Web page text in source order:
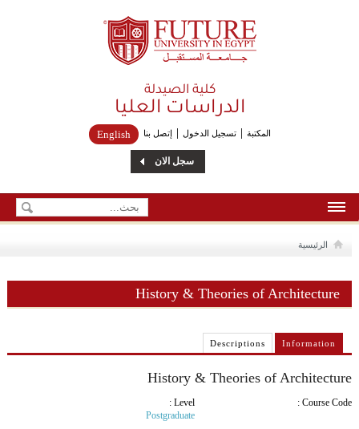
Future University
كلية الصيدلة
الدراسات العليا
المكتبة تسجيل الدخول إتصل بنا English
سجل الان
إتصل بنا
الرئيسية
History & Theories of Architecture
Information
Descriptions
History & Theories of Architecture
Course Code :
Level :
Postgraduate